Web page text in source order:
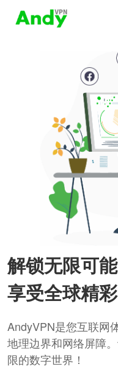
解锁无限可能
享受全球精彩
AndyVPN是您互联网
地理边界和网络屏障
限的数字世界！